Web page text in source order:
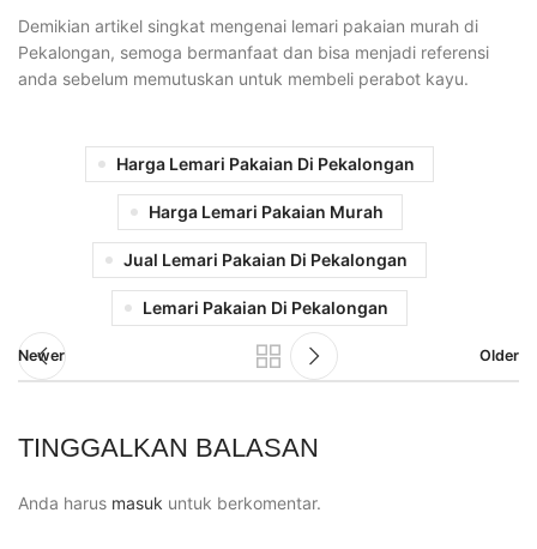
Demikian artikel singkat mengenai lemari pakaian murah di
Pekalongan, semoga bermanfaat dan bisa menjadi referensi
anda sebelum memutuskan untuk membeli perabot kayu.
Harga Lemari Pakaian Di Pekalongan
Harga Lemari Pakaian Murah
Jual Lemari Pakaian Di Pekalongan
Lemari Pakaian Di Pekalongan
Newer Older
TINGGALKAN BALASAN
Anda harus masuk untuk berkomentar.